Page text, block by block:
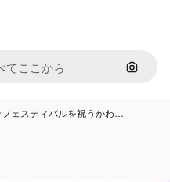
画像で
ェスティバルを祝うかわ…